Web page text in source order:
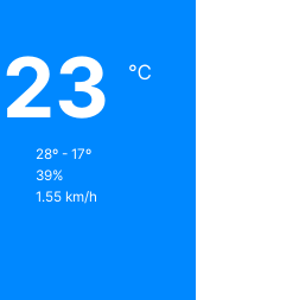
23 ℃
28º - 17º
39%
1.55 km/h